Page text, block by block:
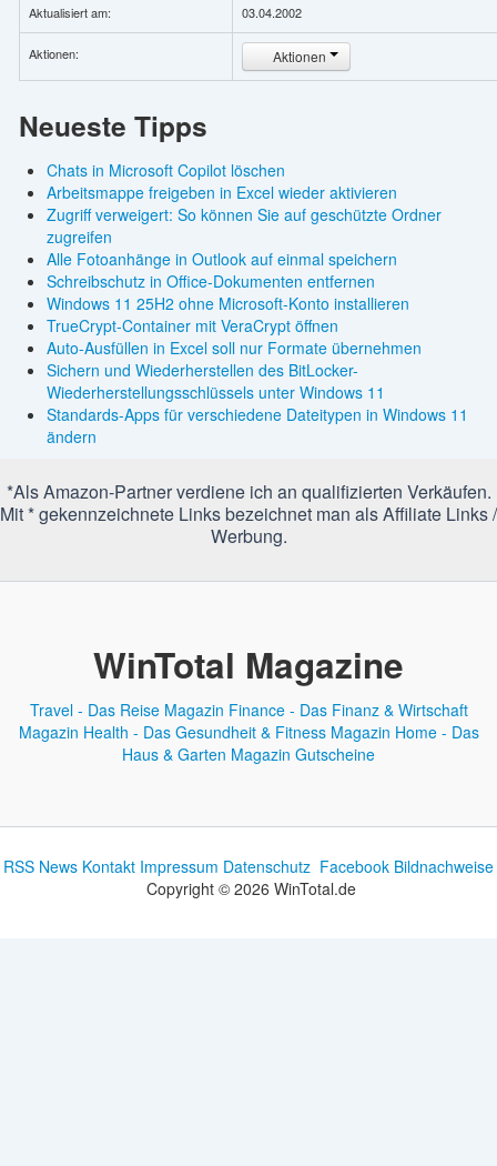
Aktualisiert am: 03.04.2002
Aktionen: Aktionen
Neueste Tipps
Chats in Microsoft Copilot löschen
Arbeitsmappe freigeben in Excel wieder aktivieren
Zugriff verweigert: So können Sie auf geschützte Ordner
zugreifen
Alle Fotoanhänge in Outlook auf einmal speichern
Schreibschutz in Office-Dokumenten entfernen
Windows 11 25H2 ohne Microsoft-Konto installieren
TrueCrypt-Container mit VeraCrypt öffnen
Auto-Ausfüllen in Excel soll nur Formate übernehmen
Sichern und Wiederherstellen des BitLocker-
Wiederherstellungsschlüssels unter Windows 11
Standards-Apps für verschiedene Dateitypen in Windows 11
ändern
*Als Amazon-Partner verdiene ich an qualifizierten Verkäufen.
Mit * gekennzeichnete Links bezeichnet man als Affiliate Links /
Werbung.
WinTotal Magazine
Travel - Das Reise Magazin Finance - Das Finanz & Wirtschaft
Magazin Health - Das Gesundheit & Fitness Magazin Home - Das
Haus & Garten Magazin Gutscheine
RSS News Kontakt Impressum Datenschutz Facebook Bildnachweise
Copyright © 2026 WinTotal.de